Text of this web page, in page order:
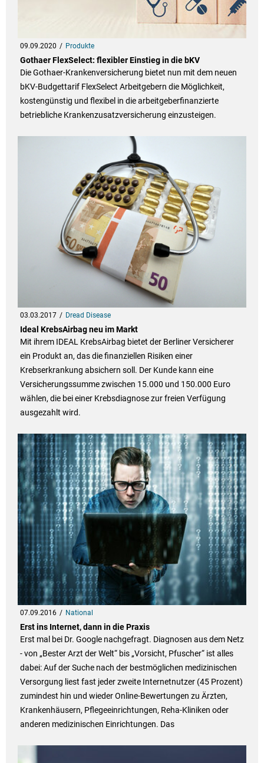
09.09.2020 Produkte
Gothaer FlexSelect: flexibler Einstieg in die bKV
Die Gothaer-Krankenversicherung bietet nun mit dem neuen
bKV-Budgettarif FlexSelect Arbeitgebern die Möglichkeit,
kostengünstig und flexibel in die arbeitgeberfinanzierte
betriebliche Krankenzusatzversicherung einzusteigen.
03.03.2017 Dread Disease
Ideal KrebsAirbag neu im Markt
Mit ihrem IDEAL KrebsAirbag bietet der Berliner Versicherer
ein Produkt an, das die finanziellen Risiken einer
Krebserkrankung absichern soll. Der Kunde kann eine
Versicherungssumme zwischen 15.000 und 150.000 Euro
wählen, die bei einer Krebsdiagnose zur freien Verfügung
ausgezahlt wird.
07.09.2016 National
Erst ins Internet, dann in die Praxis
Erst mal bei Dr. Google nachgefragt. Diagnosen aus dem Netz
- von „Bester Arzt der Welt“ bis „Vorsicht, Pfuscher“ ist alles
dabei: Auf der Suche nach der bestmöglichen medizinischen
Versorgung liest fast jeder zweite Internetnutzer (45 Prozent)
zumindest hin und wieder Online-Bewertungen zu Ärzten,
Krankenhäusern, Pflegeeinrichtungen, Reha-Kliniken oder
anderen medizinischen Einrichtungen. Das